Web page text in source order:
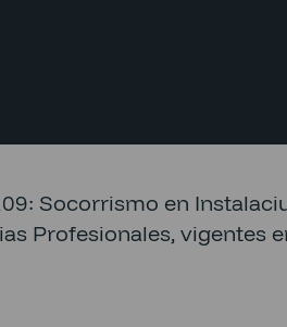
Socorrismo en
Profesionales, vigentes